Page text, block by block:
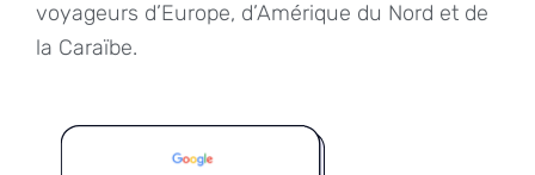
voyageurs d’Europe, d’Amérique du Nord et de
la Caraïbe.